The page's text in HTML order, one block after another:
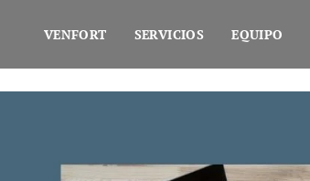
VENFORT SERVICIOS EQUIPO